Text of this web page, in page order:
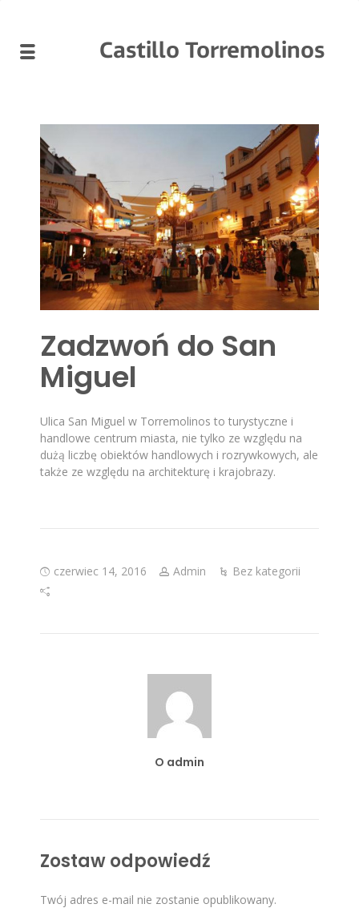
Castillo Torremolinos
Zadzwoń do San
Miguel
Ulica San Miguel w Torremolinos to turystyczne i
handlowe centrum miasta, nie tylko ze względu na
dużą liczbę obiektów handlowych i rozrywkowych, ale
także ze względu na architekturę i krajobrazy.
czerwiec 14, 2016 Admin Bez kategorii
O admin
Zostaw odpowiedź
Twój adres e-mail nie zostanie opublikowany.